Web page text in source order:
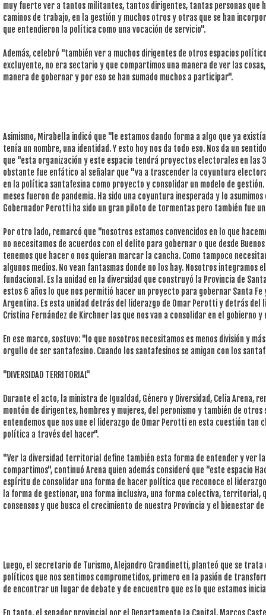
muy fuerte ver a tantos militantes, tantos dirigentes, tantas personas que
caminos de trabajo, en la gestión y muchos otros y otras que se han
que entendieron la política como una vocación de servicio".
Además, celebró "también ver a muchos dirigentes de otros espacios
excluyente, no era sectario y que compartimos una manera de ver las
manera de gobernar y por eso se han sumado muchos a participar".
Asimismo, Mirabella indicó que "le estamos dando forma a algo que ya
tenía un nombre, una identidad. Y esto hoy nos da todo eso. Nos da un
que "esta organización y este espacio tendrá proyectos electorales en las
obstante fue enfático al señalar que "va a trascender la coyuntura
en la política santafesina como proyecto y consolidar un modelo de gestión.
meses fueron de pandemia. Ha sido una coyuntura inesperada y lo
Gobernador Perotti ha sido un gran piloto de tormentas pero también fue
Por otro lado, remarcó que "nosotros estamos convencidos en lo que
no necesitamos de acuerdos con el delito para gobernar o que desde
tenemos que hacer o nos quieran marcar la cancha. Como tampoco
algunos medios. No vean fantasmas donde no los hay. Nosotros integramos
fundacional. Es la unidad en la diversidad que construyó la Provincia de
estos 6 años lo que nos permitió hacer un proyecto para gobernar Santa
Argentina. Es esta unidad detrás del liderazgo de Omar Perotti y detrás del
Cristina Fernández de Kirchner las que nos van a consolidar en el gobierno
En ese marco, sostuvo: "lo que nosotros necesitamos es menos división y
orgullo de ser santafesino. Cuando los santafesinos se amigan con los
"DIVERSIDAD TERRITORIAL"
Durante el acto, la ministra de Igualdad, Género y Diversidad, Celia Arena,
montón de dirigentes, hombres y mujeres, del peronismo y también de otros
entendemos que nos une el liderazgo de Omar Perotti en esta cuestión
política a través del hacer".
"Ver la diversidad territorial define también esta forma de entender y ver
compartimos", continuó Arena quien además consideró que "este espacio
espíritu de consolidar una forma de hacer política que reconoce el
la forma de gestionar, una forma inclusiva, una forma colectiva, territorial,
consensos y que busca el crecimiento de nuestra Provincia y el bienestar
Luego, el secretario de Turismo, Alejandro Grandinetti, planteó que se
políticos que nos sentimos comprometidos, primero en la pasión de
de encontrar un lugar de debate y de encuentro que es lo que estamos
En tanto, el senador provincial por el Departamento La Capital, Marcos